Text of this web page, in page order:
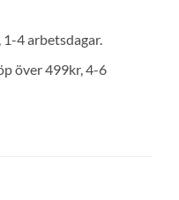
4 arbetsdagar.
över 499kr, 4-6